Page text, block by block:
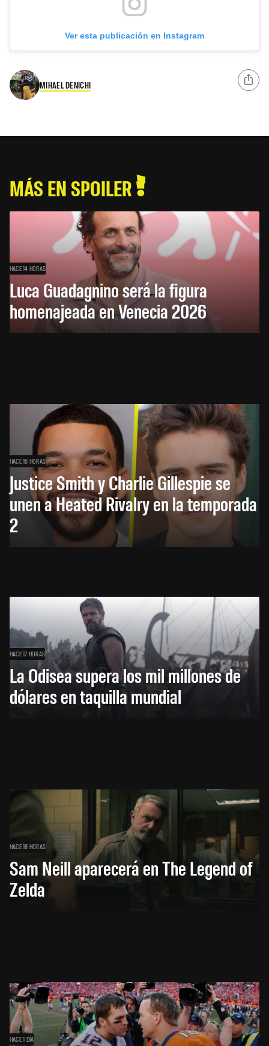
Ver esta publicación en Instagram
MIHAEL DENICHI
MÁS EN SPOILER
HACE 14 HORAS
Luca Guadagnino será la figura
homenajeada en Venecia 2026
HACE 16 HORAS
Justice Smith y Charlie Gillespie se
unen a Heated Rivalry en la temporada
2
HACE 17 HORAS
La Odisea supera los mil millones de
dólares en taquilla mundial
HACE 18 HORAS
Sam Neill aparecerá en The Legend of
Zelda
HACE 1 DÍA